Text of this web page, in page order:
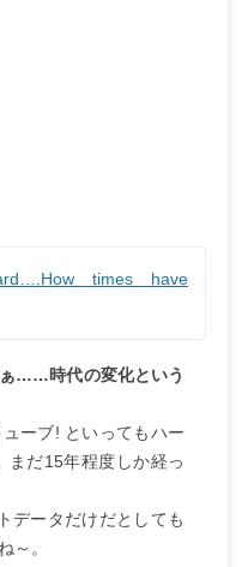
times have
……時代の変化という
ーブ! といってもハー
まだ15年程度しか経っ
データだけだとしても
～。